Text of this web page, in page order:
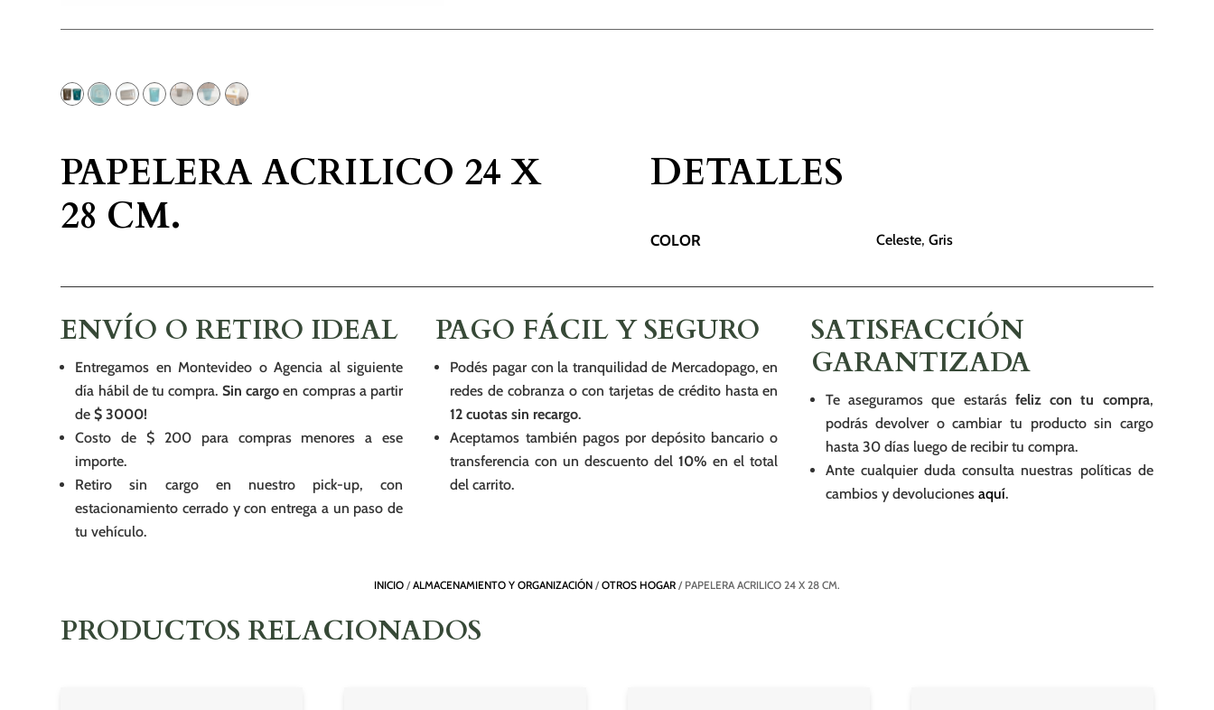
PAPELERA ACRILICO 24 X
28 CM.
DETALLES
COLOR Celeste,Gris
ENVÍO O RETIRO IDEAL
Entregamos en Montevideo o Agencia al siguiente
día hábil de tu compra. Sin cargo en compras a partir
de $ 3000!
Costo de $ 200 para compras menores a ese
importe.
Retiro sin cargo en nuestro pick-up, con
estacionamiento cerrado y con entrega a un paso de
tu vehículo.
PAGO FÁCIL Y SEGURO
Podés pagar con la tranquilidad de Mercadopago, en
redes de cobranza o con tarjetas de crédito hasta en
12 cuotas sin recargo.
Aceptamos también pagos por depósito bancario o
transferencia con un descuento del10% en el total
del carrito.
SATISFACCIÓN
GARANTIZADA
Te aseguramos que estarás feliz con tu compra,
podrás devolver o cambiar tu producto sin cargo
hasta 30 días luego de recibir tu compra.
Ante cualquier duda consulta nuestras políticas de
cambios y devoluciones aquí.
INICIO / ALMACENAMIENTO Y ORGANIZACIÓN / OTROS HOGAR / PAPELERA ACRILICO 24 X 28 CM.
PRODUCTOS RELACIONADOS